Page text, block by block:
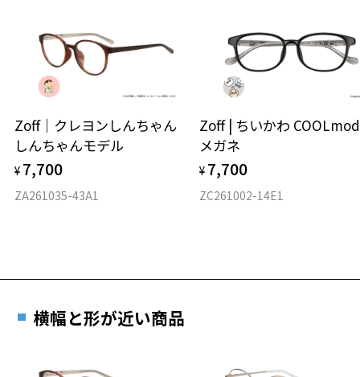
※着脱式サングラス：デモレンズ、アタッチメント込みの重さ
タイプ
材質
Zoff｜クレヨンしんちゃん
しんちゃんモデル
¥ 7,700
ZA261035-43A1
Zoff | ちいかわ
メガネ
¥ 7,700
ZC261002-14E1
横幅と形が近い商品